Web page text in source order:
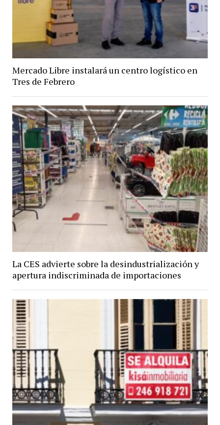
Mercado Libre instalará un centro logístico en
Tres de Febrero
La CES advierte sobre la desindustrialización y
apertura indiscriminada de importaciones